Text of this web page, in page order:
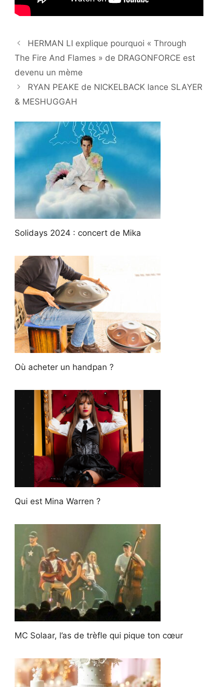
HERMAN LI explique pourquoi « Through
The Fire And Flames » de DRAGONFORCE est
devenu un mème
RYAN PEAKE de NICKELBACK lance SLAYER
& MESHUGGAH
Solidays 2024 : concert de Mika
Où acheter un handpan ?
Qui est Mina Warren ?
MC Solaar, l’as de trèfle qui pique ton cœur